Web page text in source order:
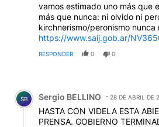
vamos estimado uno más que
más que nunca: ni olvido ni
kirchnerismo/peronismo nunca
https://www.saij.gob.ar/
RESPONDER 0 0
Comentario de Sergio BELLINO.
SB Sergio BELLINO 28 DE ABRIL DE
HASTA CON VIDELA ESTA
PRENSA. GOBIERNO